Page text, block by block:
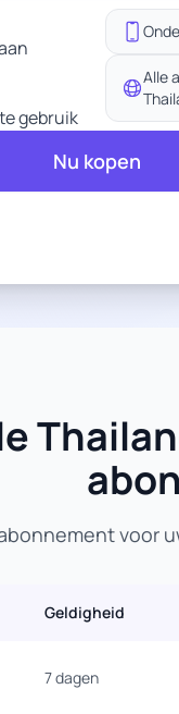
gebruik
Alle
Nu kopen
voor
Geldigheid
7 dagen